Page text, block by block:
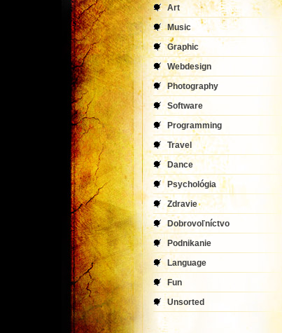
Art
Music
Graphic
Webdesign
Photography
Software
Programming
Travel
Dance
Psychológia
Zdravie
Dobrovoľníctvo
Podnikanie
Language
Fun
Unsorted